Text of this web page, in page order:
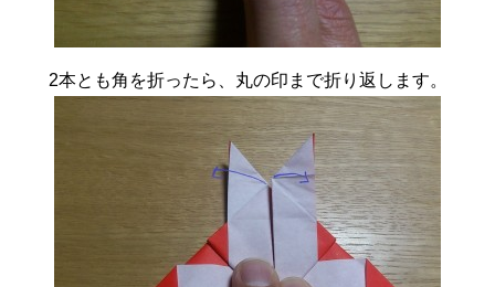
2本とも角を折ったら、丸の印まで折り返します。